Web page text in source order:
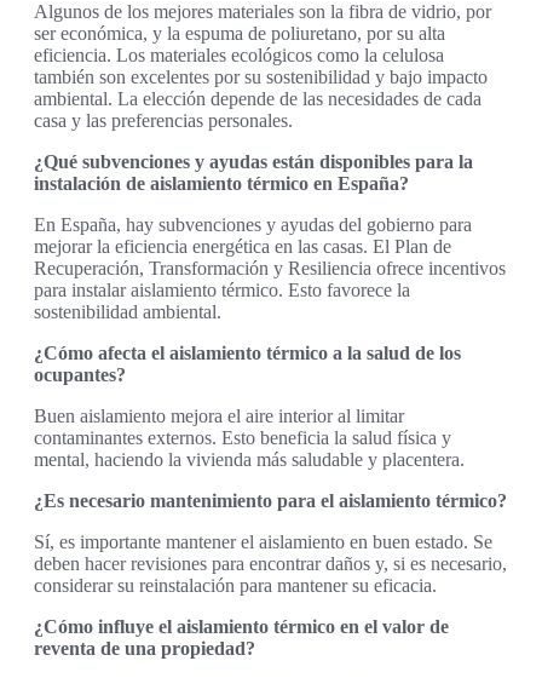
Algunos de los mejores materiales son la fibra de vidrio, por
ser económica, y la espuma de poliuretano, por su alta
eficiencia. Los materiales ecológicos como la celulosa
también son excelentes por su sostenibilidad y bajo impacto
ambiental. La elección depende de las necesidades de cada
casa y las preferencias personales.
¿Qué subvenciones y ayudas están disponibles para la
instalación de aislamiento térmico en España?
En España, hay subvenciones y ayudas del gobierno para
mejorar la eficiencia energética en las casas. El Plan de
Recuperación, Transformación y Resiliencia ofrece incentivos
para instalar aislamiento térmico. Esto favorece la
sostenibilidad ambiental.
¿Cómo afecta el aislamiento térmico a la salud de los
ocupantes?
Buen aislamiento mejora el aire interior al limitar
contaminantes externos. Esto beneficia la salud física y
mental, haciendo la vivienda más saludable y placentera.
¿Es necesario mantenimiento para el aislamiento térmico?
Sí, es importante mantener el aislamiento en buen estado. Se
deben hacer revisiones para encontrar daños y, si es necesario,
considerar su reinstalación para mantener su eficacia.
¿Cómo influye el aislamiento térmico en el valor de
reventa de una propiedad?